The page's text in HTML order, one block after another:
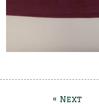
« Next